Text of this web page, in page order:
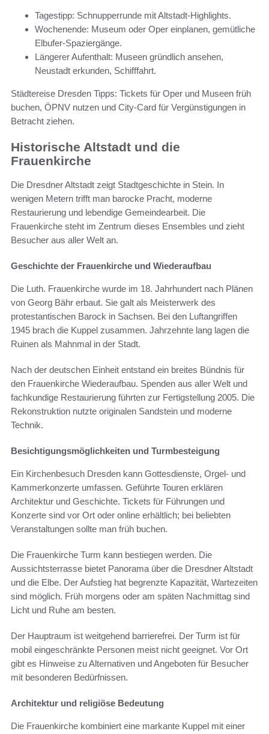
Tagestipp: Schnupperrunde mit Altstadt-Highlights.
Wochenende: Museum oder Oper einplanen, gemütliche
Elbufer-Spaziergänge.
Längerer Aufenthalt: Museen gründlich ansehen,
Neustadt erkunden, Schifffahrt.
Städtereise Dresden Tipps: Tickets für Oper und Museen früh
buchen, ÖPNV nutzen und City-Card für Vergünstigungen in
Betracht ziehen.
Historische Altstadt und die
Frauenkirche
Die Dresdner Altstadt zeigt Stadtgeschichte in Stein. In
wenigen Metern trifft man barocke Pracht, moderne
Restaurierung und lebendige Gemeindearbeit. Die
Frauenkirche steht im Zentrum dieses Ensembles und zieht
Besucher aus aller Welt an.
Geschichte der Frauenkirche und Wiederaufbau
Die Luth. Frauenkirche wurde im 18. Jahrhundert nach Plänen
von Georg Bähr erbaut. Sie galt als Meisterwerk des
protestantischen Barock in Sachsen. Bei den Luftangriffen
1945 brach die Kuppel zusammen. Jahrzehnte lang lagen die
Ruinen als Mahnmal in der Stadt.
Nach der deutschen Einheit entstand ein breites Bündnis für
den Frauenkirche Wiederaufbau. Spenden aus aller Welt und
fachkundige Restaurierung führten zur Fertigstellung 2005. Die
Rekonstruktion nutzte originalen Sandstein und moderne
Technik.
Besichtigungsmöglichkeiten und Turmbesteigung
Ein Kirchenbesuch Dresden kann Gottesdienste, Orgel- und
Kammerkonzerte umfassen. Geführte Touren erklären
Architektur und Geschichte. Tickets für Führungen und
Konzerte sind vor Ort oder online erhältlich; bei beliebten
Veranstaltungen sollte man früh buchen.
Die Frauenkirche Turm kann bestiegen werden. Die
Aussichtsterrasse bietet Panorama über die Dresdner Altstadt
und die Elbe. Der Aufstieg hat begrenzte Kapazität, Wartezeiten
sind möglich. Früh morgens oder am späten Nachmittag sind
Licht und Ruhe am besten.
Der Hauptraum ist weitgehend barrierefrei. Der Turm ist für
mobil eingeschränkte Personen meist nicht geeignet. Vor Ort
gibt es Hinweise zu Alternativen und Angeboten für Besucher
mit besonderen Bedürfnissen.
Architektur und religiöse Bedeutung
Die Frauenkirche kombiniert eine markante Kuppel mit einer